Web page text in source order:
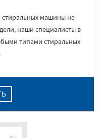
стиральных машины не
наши специалисты в
типами стиральных